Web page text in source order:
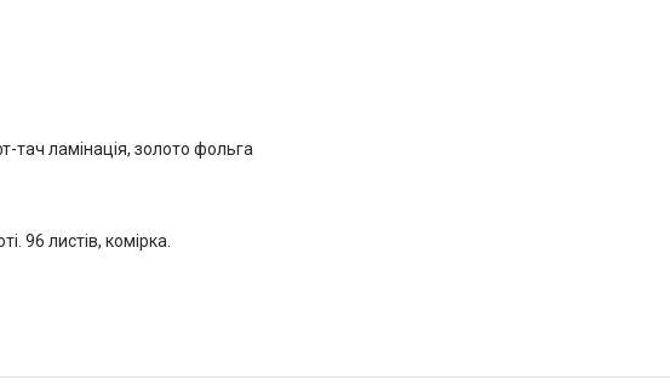
тач ламінація, золото фольга
96 листів, комірка.